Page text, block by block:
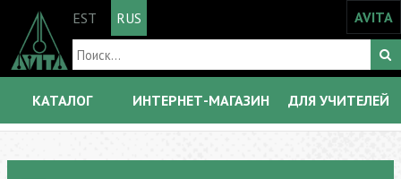
EST RUS AVITA
КАТАЛОГ ИНТЕРНЕТ-МАГАЗИН ДЛЯ УЧИТЕЛЕЙ